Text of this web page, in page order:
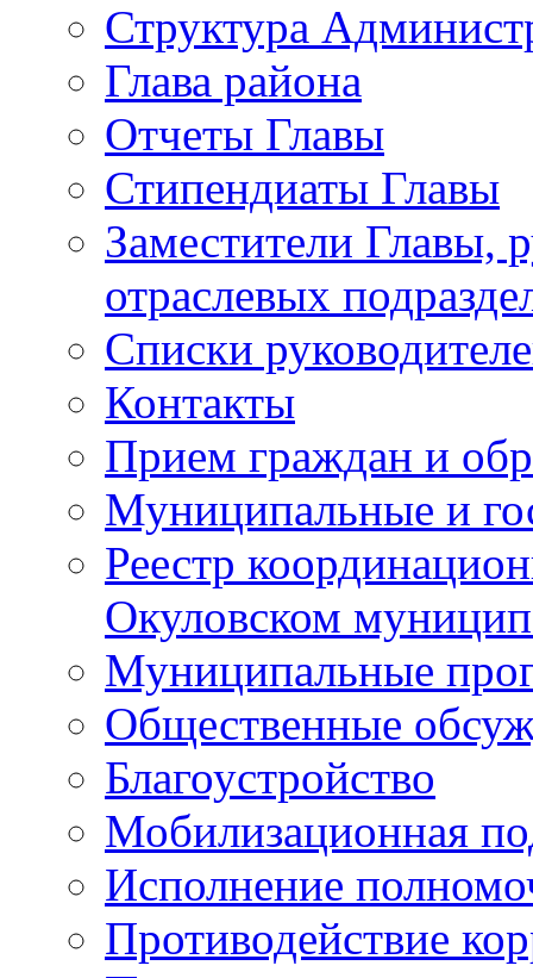
Структура
Глава района
Отчеты Главы
Стипендиаты Главы
Заместители Главы,
отраслевых
Списки
Контакты
Прием граждан и
Муниципальные и
Реестр
Окуловском
Муниципальные
Общественные
Благоустройство
Мобилизационная
Исполнение
Противодействие